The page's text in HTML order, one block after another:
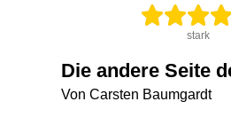
stark
Die andere Seite
Von Carsten Baumgardt